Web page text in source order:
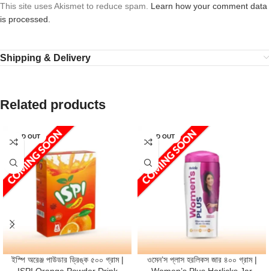
This site uses Akismet to reduce spam. Learn how your comment data
is processed.
Shipping & Delivery
Related products
SOLD OUT
ইস্পি অরেঞ্জ পাউডার ড্রিঙ্ক ৫০০ গ্রাম |
SOLD OUT
ওমেন’স প্লাস হরলিকস জার ৪০০ গ্রাম |